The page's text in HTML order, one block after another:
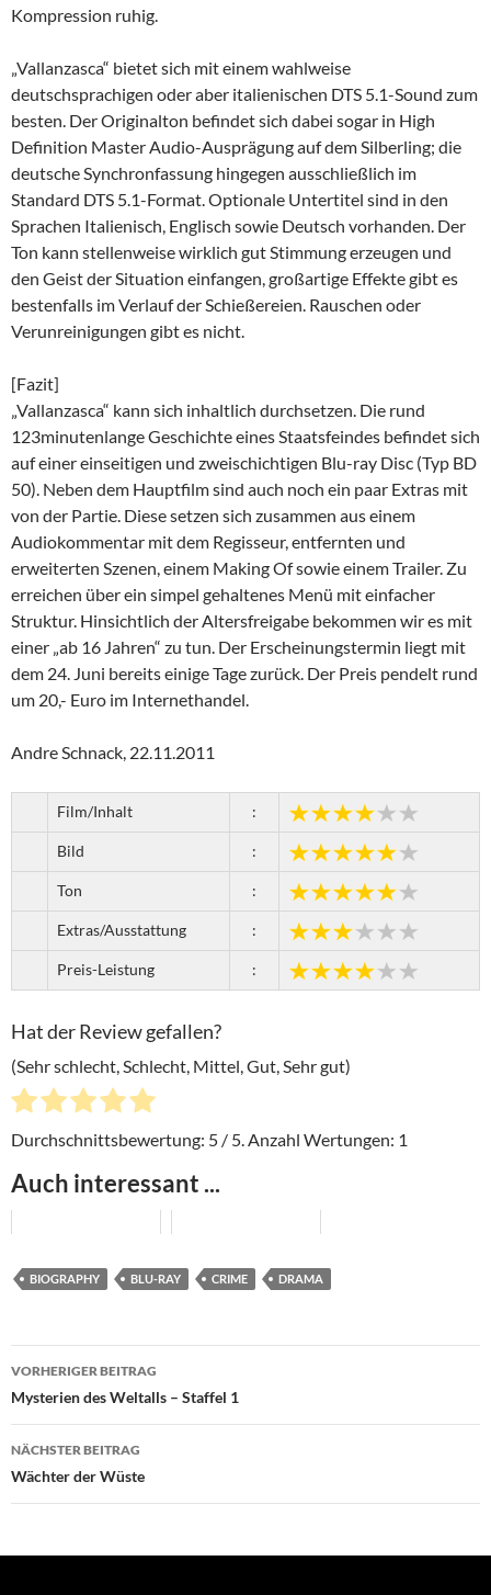
Kompression ruhig.
„Vallanzasca“ bietet sich mit einem wahlweise
deutschsprachigen oder aber italienischen DTS 5.1-Sound zum
besten. Der Originalton befindet sich dabei sogar in High
Definition Master Audio-Ausprägung auf dem Silberling; die
deutsche Synchronfassung hingegen ausschließlich im
Standard DTS 5.1-Format. Optionale Untertitel sind in den
Sprachen Italienisch, Englisch sowie Deutsch vorhanden. Der
Ton kann stellenweise wirklich gut Stimmung erzeugen und
den Geist der Situation einfangen, großartige Effekte gibt es
bestenfalls im Verlauf der Schießereien. Rauschen oder
Verunreinigungen gibt es nicht.
[Fazit]
„Vallanzasca“ kann sich inhaltlich durchsetzen. Die rund
123minutenlange Geschichte eines Staatsfeindes befindet sich
auf einer einseitigen und zweischichtigen Blu-ray Disc (Typ BD
50). Neben dem Hauptfilm sind auch noch ein paar Extras mit
von der Partie. Diese setzen sich zusammen aus einem
Audiokommentar mit dem Regisseur, entfernten und
erweiterten Szenen, einem Making Of sowie einem Trailer. Zu
erreichen über ein simpel gehaltenes Menü mit einfacher
Struktur. Hinsichtlich der Altersfreigabe bekommen wir es mit
einer „ab 16 Jahren“ zu tun. Der Erscheinungstermin liegt mit
dem 24. Juni bereits einige Tage zurück. Der Preis pendelt rund
um 20,- Euro im Internethandel.
Andre Schnack, 22.11.2011
Film/Inhalt :
Bild :
Ton :
Extras/Ausstattung :
Preis-Leistung :
Hat der Review gefallen?
(Sehr schlecht, Schlecht, Mittel, Gut, Sehr gut)
Durchschnittsbewertung: 5 / 5. Anzahl Wertungen: 1
Auch interessant ...
BIOGRAPHY BLU-RAY CRIME DRAMA
Beitragsnavigation
VORHERIGER BEITRAG
Mysterien des Weltalls – Staffel 1
NÄCHSTER BEITRAG
Wächter der Wüste